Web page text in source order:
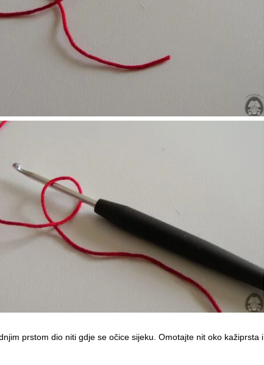
prstom dio niti gdje se očice sijeku. Omotajte nit oko